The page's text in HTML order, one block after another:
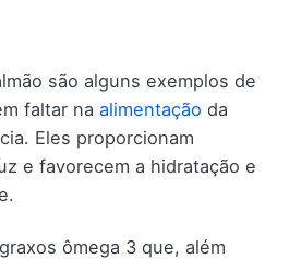
são alguns exemplos de
faltar na alimentação da
Eles proporcionam
e favorecem a hidratação e
ômega 3 que, além